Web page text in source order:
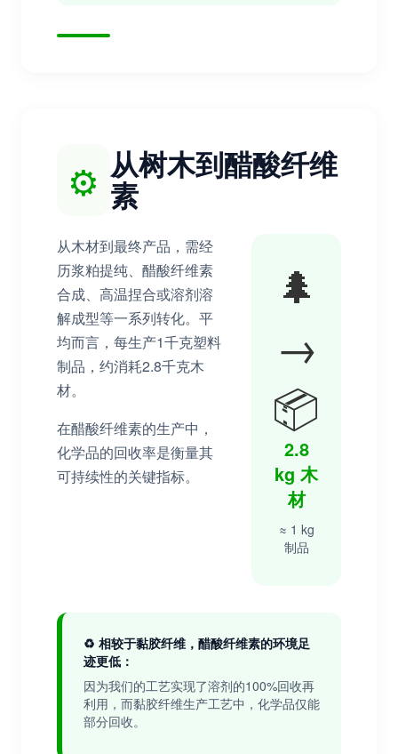
⚙️ 从树木到醋酸纤维
素
从木材到最终产品，需经
历浆粕提纯、醋酸纤维素
合成、高温捏合或溶剂溶
解成型等一系列转化。平
均而言，每生产1千克塑料
制品，约消耗2.8千克木
材。
在醋酸纤维素的生产中，
化学品的回收率是衡量其
可持续性的关键指标。
🌲
→
📦
2.8
kg 木
材
≈ 1 kg
制品
♻️ 相较于黏胶纤维，醋酸纤维素的环境足
迹更低：
因为我们的工艺实现了溶剂的100%回收再
利用，而黏胶纤维生产工艺中，化学品仅能
部分回收。